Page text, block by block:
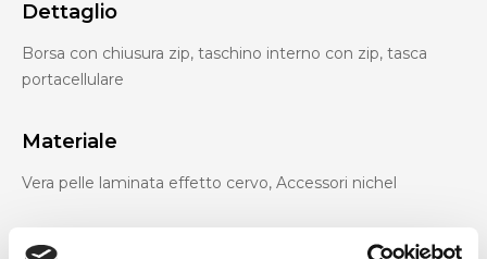
Dettaglio
Borsa con chiusura zip, taschino interno con zip, tasca
portacellulare
Materiale
Vera pelle laminata effetto cervo, Accessori nichel
Dimensione